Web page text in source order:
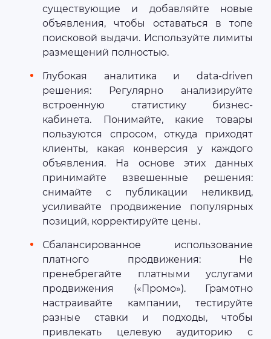
существующие и добавляйте новые
объявления, чтобы оставаться в топе
поисковой выдачи. Используйте лимиты
размещений полностью.
Глубокая аналитика и data-driven
решения: Регулярно анализируйте
встроенную статистику бизнес-
кабинета. Понимайте, какие товары
пользуются спросом, откуда приходят
клиенты, какая конверсия у каждого
объявления. На основе этих данных
принимайте взвешенные решения:
снимайте с публикации неликвид,
усиливайте продвижение популярных
позиций, корректируйте цены.
Сбалансированное использование
платного продвижения: Не
пренебрегайте платными услугами
продвижения («Промо»). Грамотно
настраивайте кампании, тестируйте
разные ставки и подходы, чтобы
привлекать целевую аудиторию с